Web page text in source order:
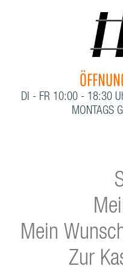
DI - FR 10:00 - 18:30
MONTAGS
Mein
Zur